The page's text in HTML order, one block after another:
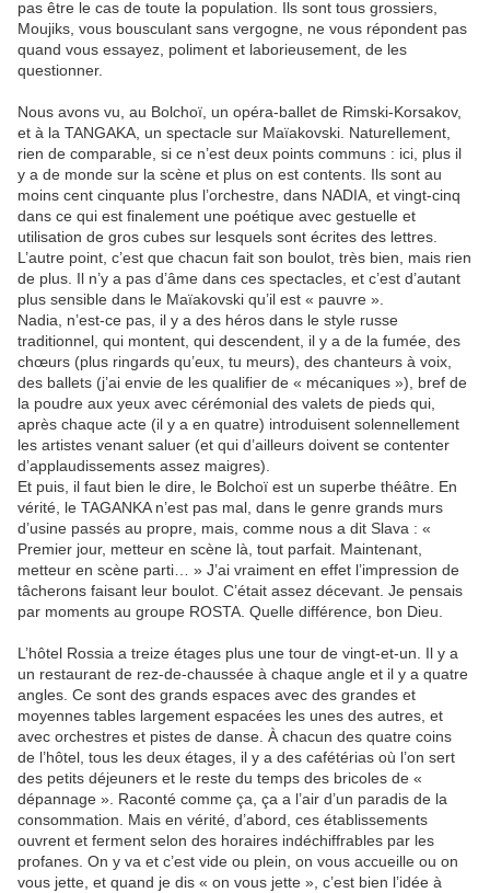
pas être le cas de toute la population. Ils sont tous grossiers,
Moujiks, vous bousculant sans vergogne, ne vous répondent pas
quand vous essayez, poliment et laborieusement, de les
questionner.
Nous avons vu, au Bolchoï, un opéra-ballet de Rimski-Korsakov,
et à la TANGAKA, un spectacle sur Maïakovski. Naturellement,
rien de comparable, si ce n’est deux points communs : ici, plus il
y a de monde sur la scène et plus on est contents. Ils sont au
moins cent cinquante plus l’orchestre, dans NADIA, et vingt-cinq
dans ce qui est finalement une poétique avec gestuelle et
utilisation de gros cubes sur lesquels sont écrites des lettres.
L’autre point, c’est que chacun fait son boulot, très bien, mais rien
de plus. Il n’y a pas d’âme dans ces spectacles, et c’est d’autant
plus sensible dans le Maïakovski qu’il est « pauvre ».
Nadia, n’est-ce pas, il y a des héros dans le style russe
traditionnel, qui montent, qui descendent, il y a de la fumée, des
chœurs (plus ringards qu’eux, tu meurs), des chanteurs à voix,
des ballets (j’ai envie de les qualifier de « mécaniques »), bref de
la poudre aux yeux avec cérémonial des valets de pieds qui,
après chaque acte (il y a en quatre) introduisent solennellement
les artistes venant saluer (et qui d’ailleurs doivent se contenter
d’applaudissements assez maigres).
Et puis, il faut bien le dire, le Bolchoï est un superbe théâtre. En
vérité, le TAGANKA n’est pas mal, dans le genre grands murs
d’usine passés au propre, mais, comme nous a dit Slava : «
Premier jour, metteur en scène là, tout parfait. Maintenant,
metteur en scène parti… » J’ai vraiment en effet l’impression de
tâcherons faisant leur boulot. C’était assez décevant. Je pensais
par moments au groupe ROSTA. Quelle différence, bon Dieu.
L’hôtel Rossia a treize étages plus une tour de vingt-et-un. Il y a
un restaurant de rez-de-chaussée à chaque angle et il y a quatre
angles. Ce sont des grands espaces avec des grandes et
moyennes tables largement espacées les unes des autres, et
avec orchestres et pistes de danse. À chacun des quatre coins
de l’hôtel, tous les deux étages, il y a des cafétérias où l’on sert
des petits déjeuners et le reste du temps des bricoles de «
dépannage ». Raconté comme ça, ça a l’air d’un paradis de la
consommation. Mais en vérité, d’abord, ces établissements
ouvrent et ferment selon des horaires indéchiffrables par les
profanes. On y va et c’est vide ou plein, on vous accueille ou on
vous jette, et quand je dis « on vous jette », c’est bien l’idée à